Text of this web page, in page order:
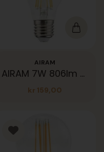
AIRAM
AIRAM 7W 806lm Klar 27K E27 dim
kr 159,00